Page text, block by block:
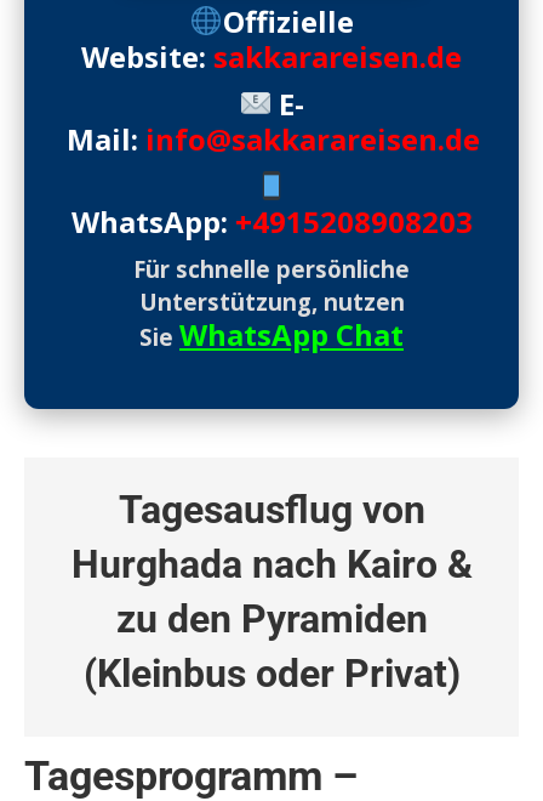
Offizielle
Website: sakkarareisen.de
E-
Mail: info@sakkarareisen.de
WhatsApp: +4915208908203
Für schnelle persönliche
Unterstützung, nutzen
Sie WhatsApp Chat
Tagesausflug von
Hurghada nach Kairo &
zu den Pyramiden
(Kleinbus oder Privat)
Tagesprogramm –